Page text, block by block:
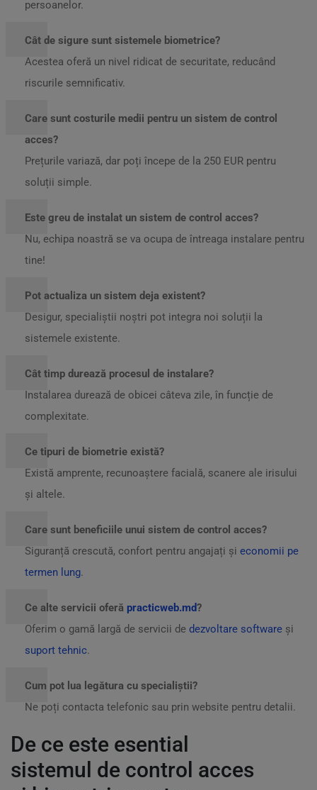
persoanelor.
Cât de sigure sunt sistemele biometrice?
Acestea oferă un nivel ridicat de securitate, reducând
riscurile semnificativ.
Care sunt costurile medii pentru un sistem de control
acces?
Prețurile variază, dar poți începe de la 250 EUR pentru
soluții simple.
Este greu de instalat un sistem de control acces?
Nu, echipa noastră se va ocupa de întreaga instalare pentru
tine!
Pot actualiza un sistem deja existent?
Desigur, specialiștii noștri pot integra noi soluții la
sistemele existente.
Cât timp durează procesul de instalare?
Instalarea durează de obicei câteva zile, în funcție de
complexitate.
Ce tipuri de biometrie există?
Există amprente, recunoaștere facială, scanere ale irisului
și altele.
Care sunt beneficiile unui sistem de control acces?
Siguranță crescută, confort pentru angajați și economii pe
termen lung.
Ce alte servicii oferă practicweb.md?
Oferim o gamă largă de servicii de dezvoltare software și
suport tehnic.
Cum pot lua legătura cu specialiștii?
Ne poți contacta telefonic sau prin website pentru detalii.
De ce este esential
sistemul de control acces